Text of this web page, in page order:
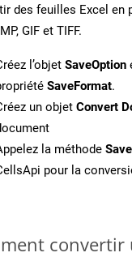
des feuilles Excel en
GIF et TIFF.
l’objet SaveOption
SaveFormat.
un objet Convert
la méthode
pour la
convertir